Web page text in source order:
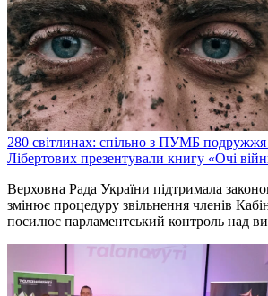
280 світлинах: спільно з ПУМБ подружжя
Лібертових презентували книгу «Очі
Верховна Рада України підтримала
змінює процедуру звільнення членів
посилює парламентський контроль над